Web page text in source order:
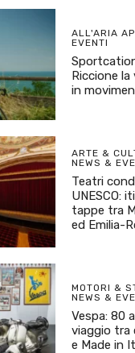
ALL'ARIA
EVENTI
Riccione la
in
ARTE &
NEWS &
Teatri
UNESCO:
tappe tra
ed Emilia-
MOTORI &
NEWS &
Vespa: 80
viaggio tra
e Made in